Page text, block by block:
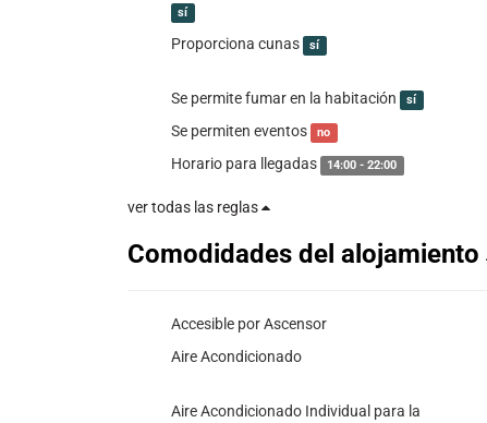
sí
Proporciona cunas sí
Se permite fumar en la habitación sí
Se permiten eventos no
Horario para llegadas 14:00 - 22:00
ver todas las reglas
Comodidades del alojamiento
Accesible por Ascensor
Aire Acondicionado
Aire Acondicionado Individual para la